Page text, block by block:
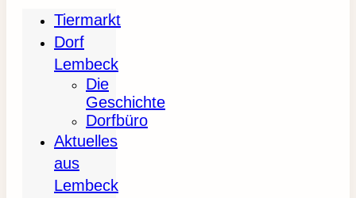
Tiermarkt
Dorf
Lembeck
Die
Geschichte
Dorfbüro
Aktuelles
aus
Lembeck